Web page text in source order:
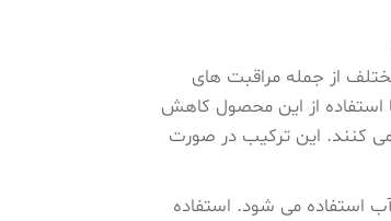
از جمله مراقبت های
استفاده از این محصول کاهش
می کنند. این ترکیب در صورت
استفاده می شود. استفاده